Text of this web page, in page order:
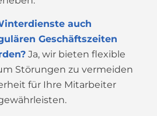
auch
Geschäftszeiten
Ja, wir bieten flexible
Störungen zu vermeiden
für Ihre Mitarbeiter